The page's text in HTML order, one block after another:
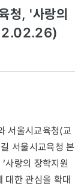
청, '사랑의
서울시교육청(교
서울시교육청 본
사랑의 장학지원
대한 관심을 확대